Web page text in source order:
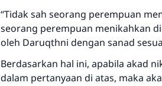
“Tidak sah seorang perempuan
seorang perempuan menikahkan
oleh Daruqthni dengan sanad
Berdasarkan hal ini, apabila akad
dalam pertanyaan di atas, maka